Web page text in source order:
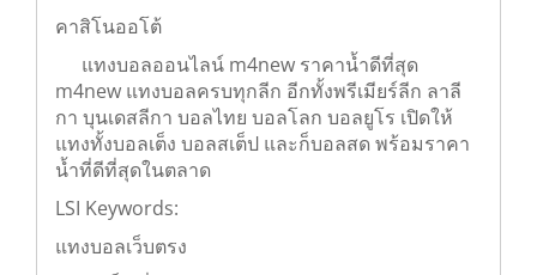
เล่นไพ่ผ่านเว็บ
แทงบอลออนไลน์ m4new ราคาน้ำดีที่สุด
m4new แทงบอลครบทุกลีก อีกทั้งพรีเมียร์ลีก ลาลี
กา บุนเดสลีกา บอลไทย บอลโลก บอลยูโร เปิดให้
แทงทั้งบอลเต็ง บอลสเต็ป และก็บอลสด พร้อมราคา
น้ำที่ดีที่สุดในตลาด
LSI Keywords: